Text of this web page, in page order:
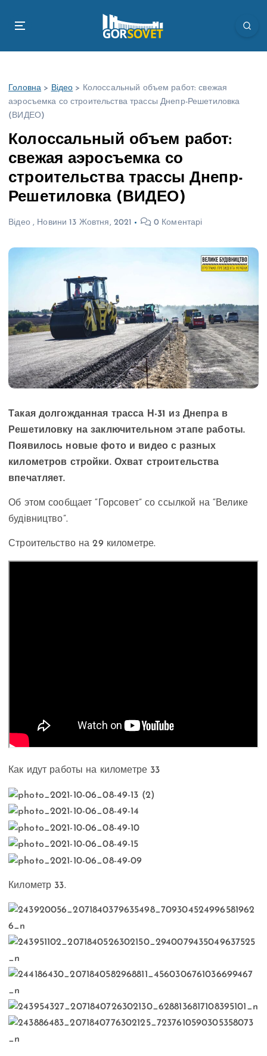
Головна > Відео > Колоссальный объем работ: свежая
аэросъемка со строительства трассы Днепр-Решетиловка
(ВИДЕО)
Колоссальный объем работ:
свежая аэросъемка со
строительства трассы Днепр-
Решетиловка (ВИДЕО)
Відео, Новини 13 Жовтня, 2021 0 Коментарі
Такая долгожданная трасса Н-31 из Днепра в
Решетиловку на заключительном этапе работы.
Появилось новые фото и видео с разных
километров стройки. Охват строительства
впечатляет.
Об этом сообщает “Горсовет” со ссылкой на “Велике
будівництво”.
Строительство на 29 километре.
Как идут работы на километре 33
Километр 33.